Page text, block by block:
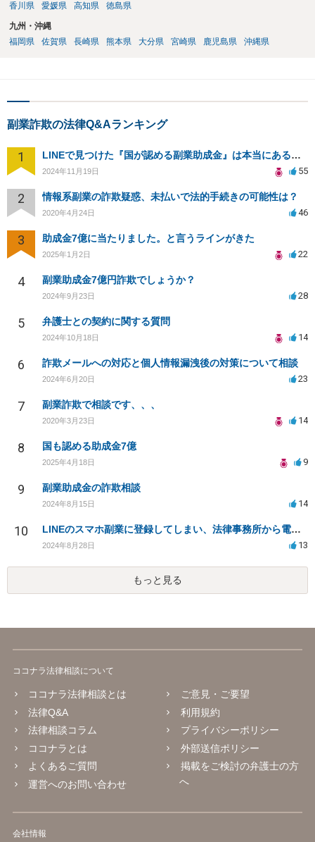
香川県
愛媛県 高知県 徳島県
九州・沖縄
福岡県
佐賀県 長崎県 熊本県 大分県 宮崎県 鹿児島県 沖縄県
副業詐欺の法律Q&Aランキング
1 LINEで見つけた『国が認める副業助成金』は本当にあるのですか？今それで訴えられそうでどうすれば？
2024年11月19日 55
2 情報系副業の詐欺疑惑、未払いで法的手続きの可能性は？
2020年4月24日 46
3 助成金7億に当たりました。と言うラインがきた
2025年1月2日 22
4 副業助成金7億円詐欺でしょうか？
2024年9月23日 28
5 弁護士との契約に関する質問
2024年10月18日 14
6 詐欺メールへの対応と個人情報漏洩後の対策について相談
2024年6月20日 23
7 副業詐欺で相談です、、、
2020年3月23日 14
8 国も認める助成金7億
2025年4月18日 9
9 副業助成金の詐欺相談
2024年8月15日 14
10 LINEのスマホ副業に登録してしまい、法律事務所から電話が入りました。
2024年8月28日 13
もっと見る
ココナラ法律相談について
ココナラ法律相談とは
法律Q&A
法律相談コラム
ココナラとは
よくあるご質問
運営へのお問い合わせ
ご意見・ご要望
利用規約
プライバシーポリシー
外部送信ポリシー
掲載をご検討の弁護士の方
へ
会社情報